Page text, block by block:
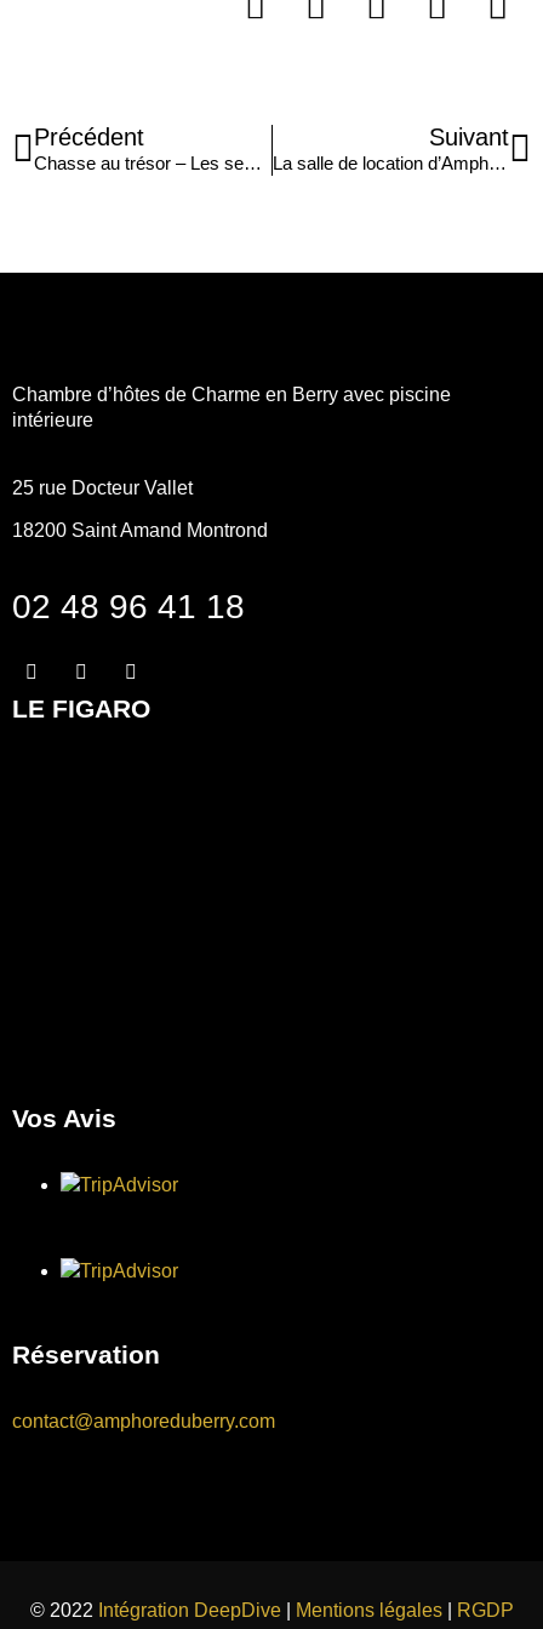
Précédent
Chasse au trésor – Les secrets de l’Amphore du Berry
Suivant
La salle de location d’Amphore du Berry
Chambre d’hôtes de Charme en Berry avec piscine
intérieure
25 rue Docteur Vallet
18200 Saint Amand Montrond
02 48 96 41 18
LE FIGARO
Vos Avis
Réservation
contact@amphoreduberry.com
© 2022 Intégration DeepDive| Mentions légales| RGDP